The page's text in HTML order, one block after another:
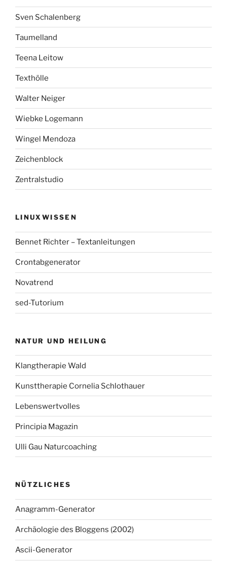
Sven Schalenberg
Taumelland
Teena Leitow
Texthölle
Walter Neiger
Wiebke Logemann
Wingel Mendoza
Zeichenblock
Zentralstudio
LINUXWISSEN
Bennet Richter – Textanleitungen
Crontabgenerator
Novatrend
sed-Tutorium
NATUR UND HEILUNG
Klangtherapie Wald
Kunsttherapie Cornelia Schlothauer
Lebenswertvolles
Principia Magazin
Ulli Gau Naturcoaching
NÜTZLICHES
Anagramm-Generator
Archäologie des Bloggens (2002)
Ascii-Generator